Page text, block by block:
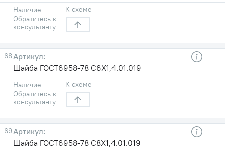
Наличие
Обратитесь к
консультанту
К схеме
68
Шайба ГОСТ6958-78 С6X1,4.01.019
Наличие
Обратитесь к
консультанту
К схеме
69
Шайба ГОСТ6958-78 С8X1,4.01.019